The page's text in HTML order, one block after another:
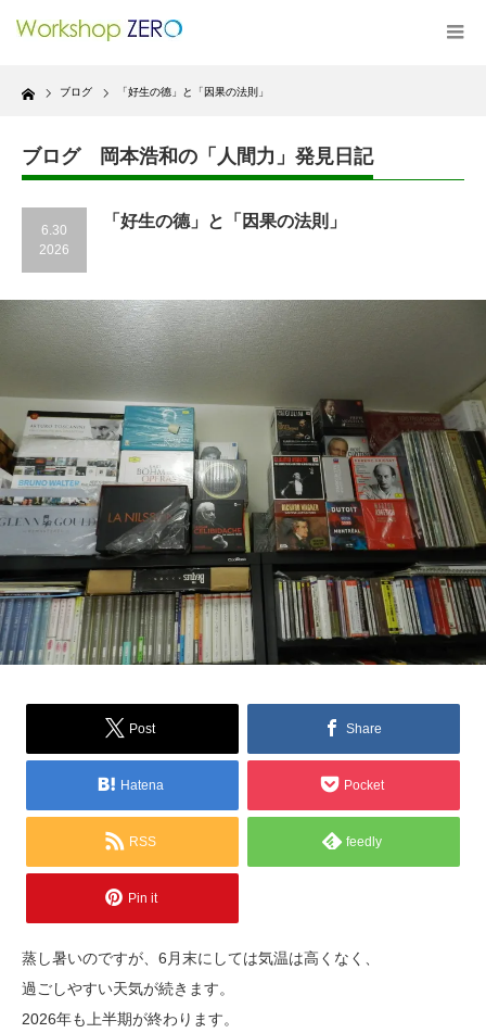
Home ブログ 「好生の德」と「因果の法則」
ブログ 岡本浩和の「人間力」発見日記
6.30
2026
「好生の德」と「因果の法則」
Post Share
Hatena Pocket
RSS feedly
Pin it
蒸し暑いのですが、6月末にしては気温は高くなく、
過ごしやすい天気が続きます。
2026年も上半期が終わります。